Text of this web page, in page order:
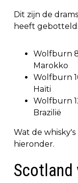
Dit zijn de
heeft gebotteld:
Wolfburn
Marokko
Wolfburn
Haïti
Wolfburn
Brazilië
Wat de
hieronder.
Scotland